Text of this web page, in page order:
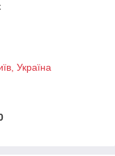
Україна